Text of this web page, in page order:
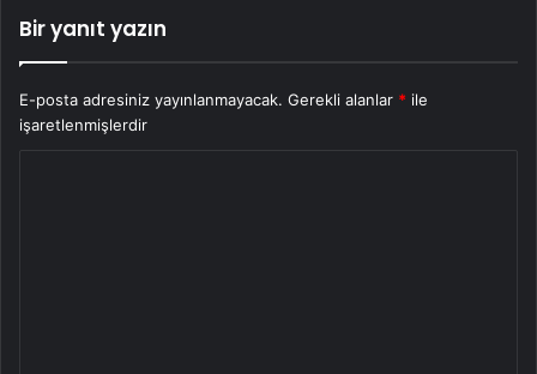
Bir yanıt yazın
E-posta adresiniz yayınlanmayacak. Gerekli alanlar * ile
işaretlenmişlerdir